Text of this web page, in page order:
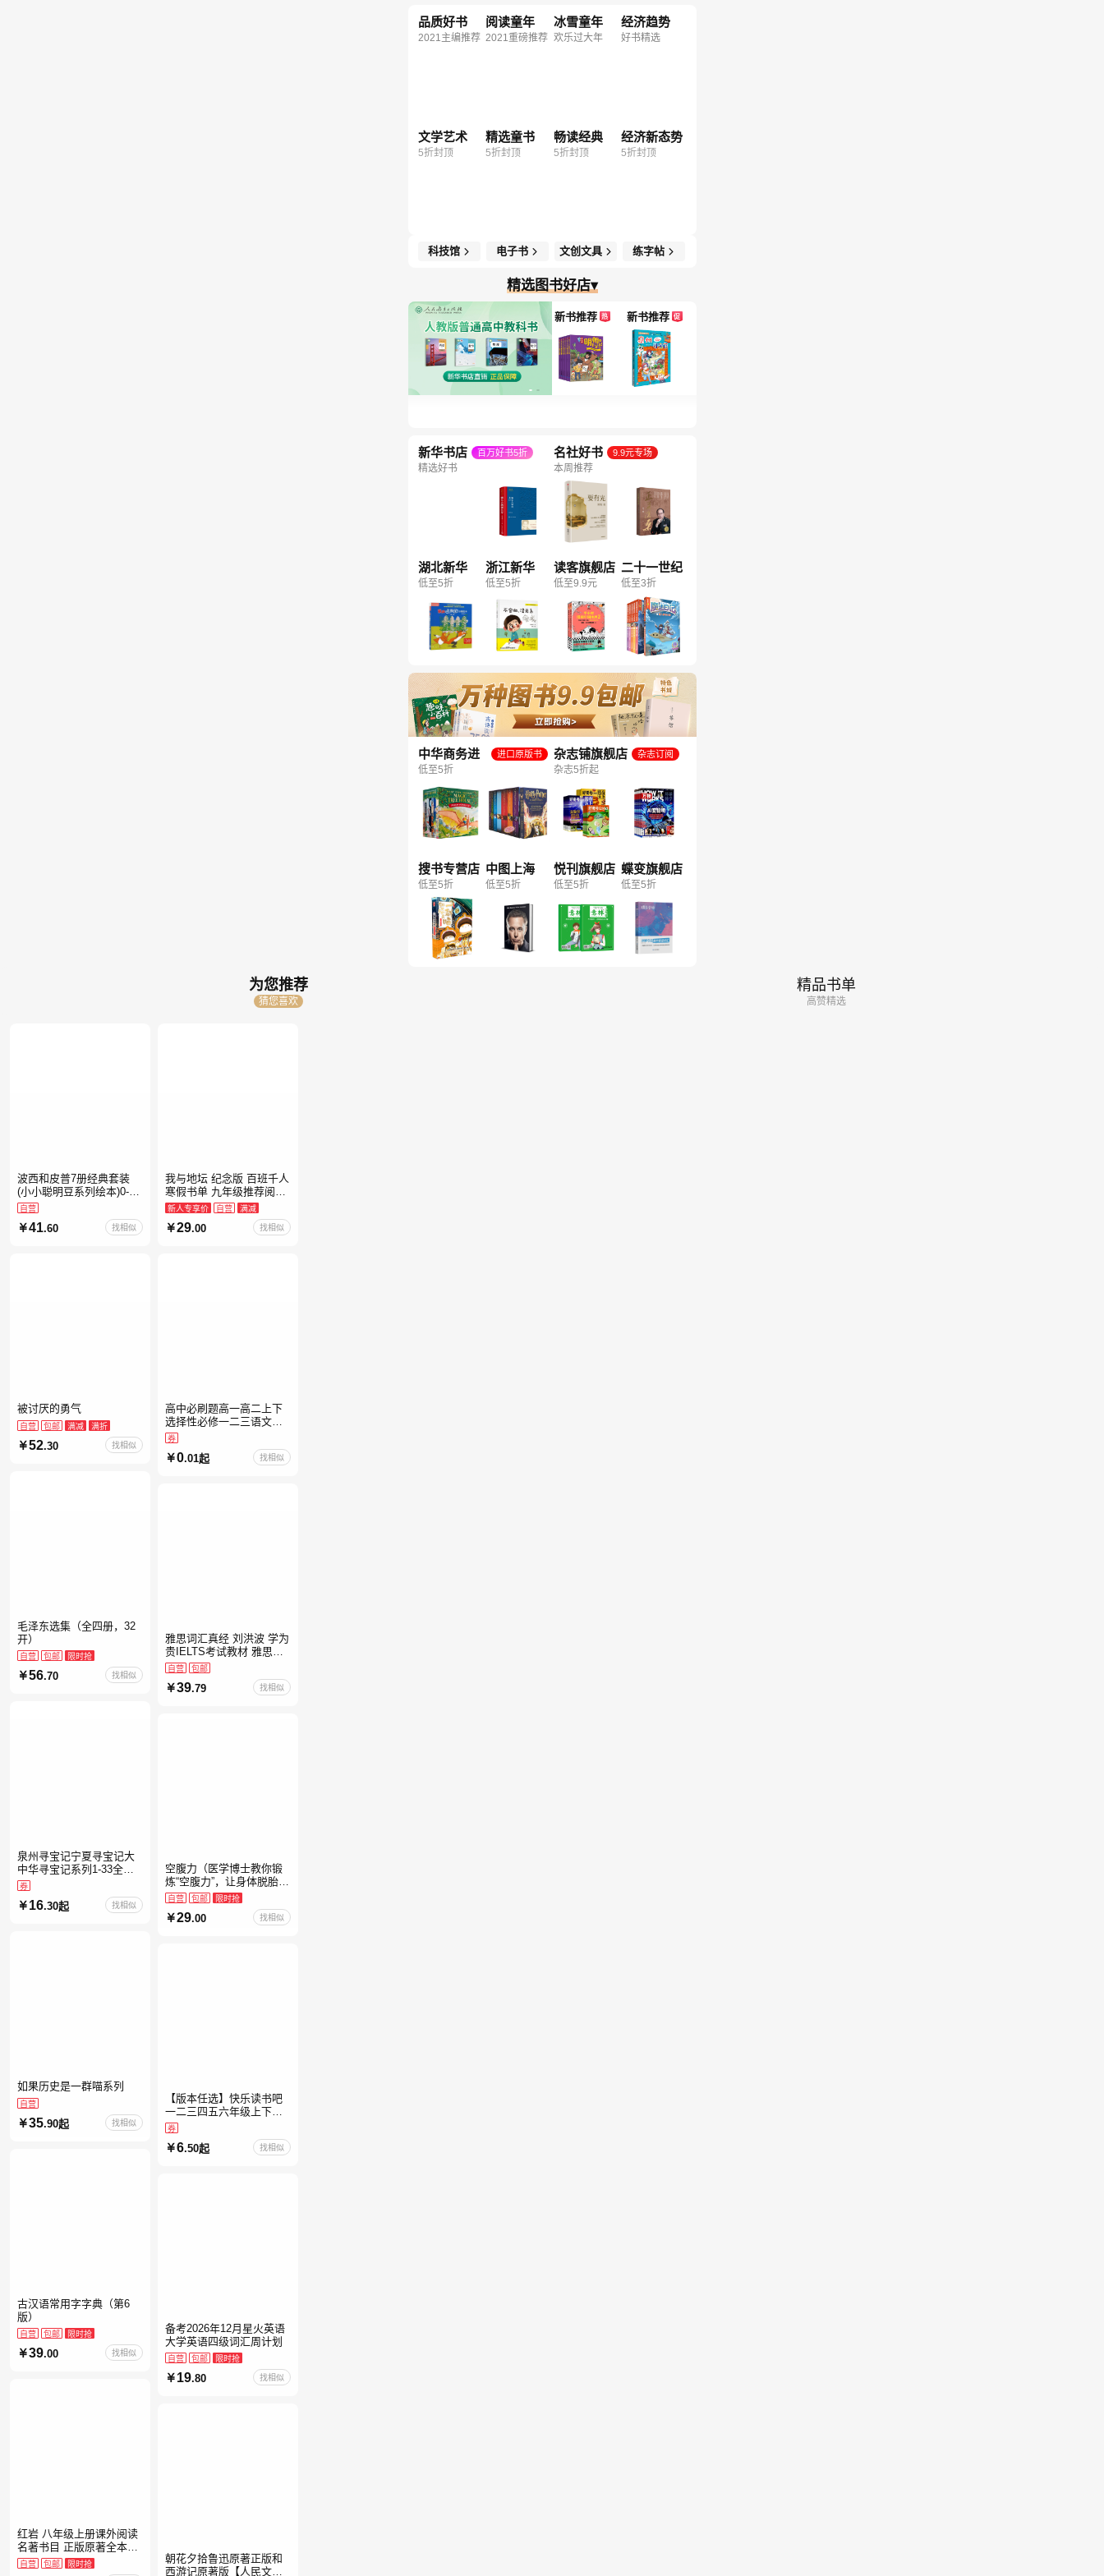
品质好书
2021主编推荐
阅读童年
2021重磅推荐
冰雪童年
欢乐过大年
经济趋势
好书精选
文学艺术
5折封顶
精选童书
5折封顶
畅读经典
5折封顶
经济新态势
5折封顶
科技馆 电子书 文创文具 练字帖
精选图书好店▾
新书推荐 热 新书推荐 促
新华书店 百万好书5折
精选好书
名社好书 9.9元专场
本周推荐
湖北新华
低至5折
浙江新华
低至5折
读客旗舰店
低至9.9元
二十一世纪
低至3折
中华商务进
口图书旗舰
进口原版书
低至5折
杂志铺旗舰店 杂志订阅
杂志5折起
搜书专营店
低至5折
中图上海
低至5折
悦刊旗舰店
低至5折
蝶变旗舰店
低至5折
为您推荐
猜您喜欢
精品书单
高赞精选
波西和皮普7册经典套装
(小小聪明豆系列绘本)0-4
岁低幼启蒙情绪管理习惯
养成绘本，引导宝宝认识
接纳情绪培养好品质，发
自营
41 .60 找相似
我与地坛 纪念版 百班千人
寒假书单 九年级推荐阅读
当当自营
新人专享价 自营 满减
29.00 找相似
被讨厌的勇气
自营 包邮 满减 满折
52.30 找相似
高中必刷题高一高二上下
选择性必修一二三语文数
学英语物理化学生物政治
历史地理人教版同步练习
册狂k重点教辅资料
券
0.01起 找相似
毛泽东选集（全四册，32
开）
自营 包邮 限时抢
56.70 找相似
雅思词汇真经 刘洪波 学为
贵IELTS考试教材 雅思考
试资料单词书核心词汇书
自营 包邮
39.79 找相似
泉州寻宝记宁夏寻宝记大
中华寻宝记系列1-33全套
书32册【含新书宁夏寻宝
记】当当自营正版6-12岁
新疆海南广东福建河北黑
券
16.30起 找相似
空腹力（医学博士教你锻
炼“空腹力”，让身体脱胎换
骨！）
自营 包邮 限时抢
29.00 找相似
如果历史是一群喵系列
自营
35.90起 找相似
【版本任选】快乐读书吧
一二三四五六年级上下册
全套人教版读读童谣和儿
歌小鲤鱼跳龙门和大人一
起读中国古代寓言安徒生
券
6.50起 找相似
古汉语常用字字典（第6
版）
自营 包邮 限时抢
39.00 找相似
备考2026年12月星火英语
大学英语四级词汇周计划
自营 包邮 限时抢
19.80 找相似
红岩 八年级上册课外阅读
名著书目 正版原著全本无
删减 罗广斌杨益言著爱国
主义红色经典书籍初中生
自营 包邮 限时抢
朝花夕拾鲁迅原著正版和
西游记原著版【人民文学